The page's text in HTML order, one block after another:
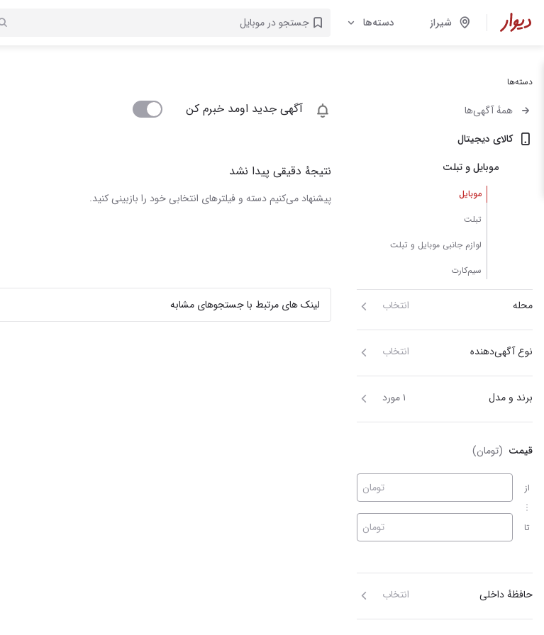
شیراز دسته‌ها
دسته‌ها
همهٔ آگهی‌ها
کالای دیجیتال
موبایل و تبلت
موبایل
تبلت
لوازم جانبی موبایل و تبلت
سیم‌کارت
محله انتخاب
نوع آگهی‌دهنده انتخاب
برند و مدل ۱ مورد
قیمت (تومان)
از
تا
تومان
تومان
حافظهٔ داخلی انتخاب
آگهی جدید اومد خبرم کن
نتیجهٔ دقیقی پیدا نشد
پیشنهاد می‌کنیم دسته و فیلترهای انتخابی خود را بازبینی کنید.
لینک های مرتبط با جستجوهای مشابه